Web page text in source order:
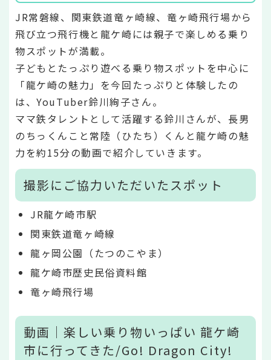
JR常磐線、関東鉄道竜ヶ崎線、竜ヶ崎飛行場から
飛び立つ飛行機と龍ケ崎には親子で楽しめる乗り
物スポットが満載。
子どもとたっぷり遊べる乗り物スポットを中心に
「龍ケ崎の魅力」を今回たっぷりと体験したの
は、YouTuber鈴川絢子さん。
ママ鉄タレントとして活躍する鈴川さんが、長男
のちっくんこと常陸（ひたち）くんと龍ケ崎の魅
力を約15分の動画で紹介していきます。
撮影にご協力いただいたスポット
JR龍ケ崎市駅
関東鉄道竜ヶ崎線
龍ヶ岡公園（たつのこやま）
龍ケ崎市歴史民俗資料館
竜ヶ崎飛行場
動画｜楽しい乗り物いっぱい 龍ケ崎
市に行ってきた/Go! Dragon City!